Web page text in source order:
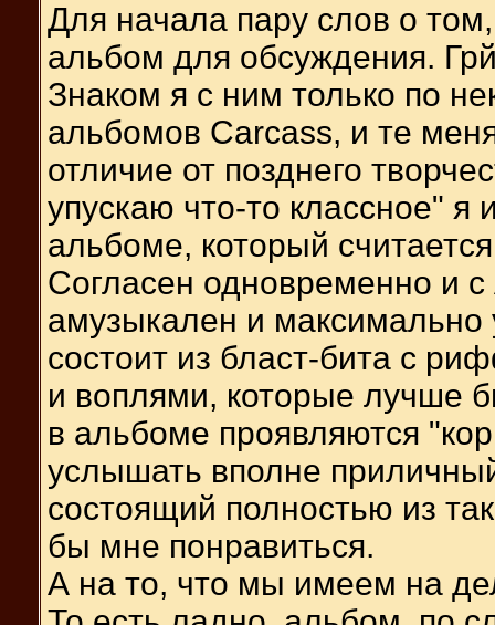
Для начала пару слов о
альбом для обсуждения.
Знаком я с ним только по
альбомов Carcass, и те
отличие от позднего
упускаю что-то классное"
альбоме, который
Согласен одновременно и
амузыкален и максимально
состоит из бласт-бита с
и воплями, которые лучше
в альбоме проявляются
услышать вполне
состоящий полностью из
бы мне понравиться.
А на то, что мы имеем на